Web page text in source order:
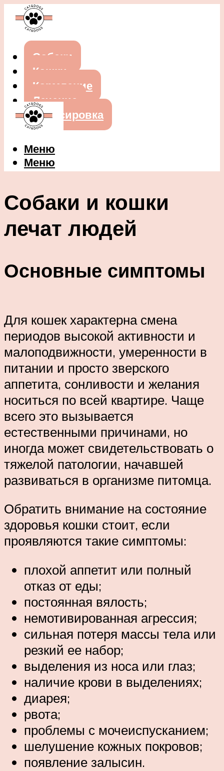
Собаки
Кошки
Кормление
Лечение
Дрессировка
Меню
Меню
Собаки и кошки
лечат людей
Основные симптомы
Для кошек характерна смена
периодов высокой активности и
малоподвижности, умеренности в
питании и просто зверского
аппетита, сонливости и желания
носиться по всей квартире. Чаще
всего это вызывается
естественными причинами, но
иногда может свидетельствовать о
тяжелой патологии, начавшей
развиваться в организме питомца.
Обратить внимание на состояние
здоровья кошки стоит, если
проявляются такие симптомы:
плохой аппетит или полный
отказ от еды;
постоянная вялость;
немотивированная агрессия;
сильная потеря массы тела или
резкий ее набор;
выделения из носа или глаз;
наличие крови в выделениях;
диарея;
рвота;
проблемы с мочеиспусканием;
шелушение кожных покровов;
появление залысин.